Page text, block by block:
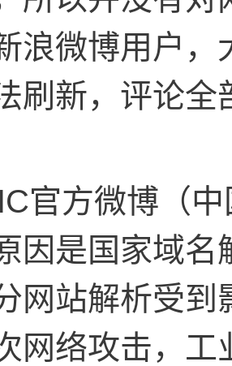
浪微博用户
刷新，评论
官方微博（
因是国家域
网站解析受
网络攻击，工